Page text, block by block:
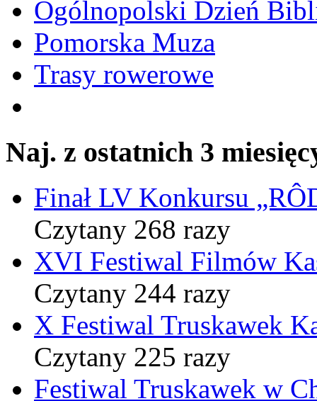
Ogólnopolski Dzień
Pomorska Muza
Trasy rowerowe
Naj. z ostatnich 3
Finał LV Konkursu
Czytany 268 razy
XVI Festiwal Filmów
Czytany 244 razy
X Festiwal Truskawek
Czytany 225 razy
Festiwal Truskawek w